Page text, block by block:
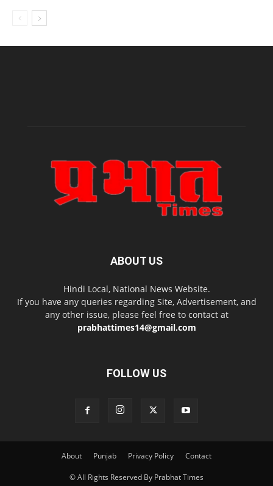
ABOUT US
Hindi Local, National News Website.
If you have any queries regarding Site, Advertisement, and
any other issue, please feel free to contact at
prabhattimes14@gmail.com
FOLLOW US
About Punjab Privacy Policy Contact
© All Rights Reserved By Prabhat Times